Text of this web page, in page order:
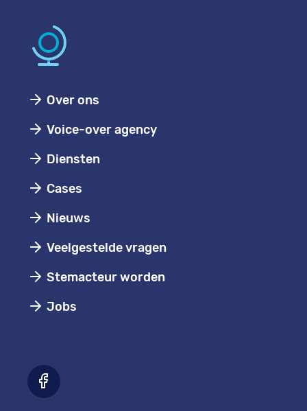
Over ons
Voice-over agency
Diensten
Cases
Nieuws
Veelgestelde vragen
Stemacteur worden
Jobs